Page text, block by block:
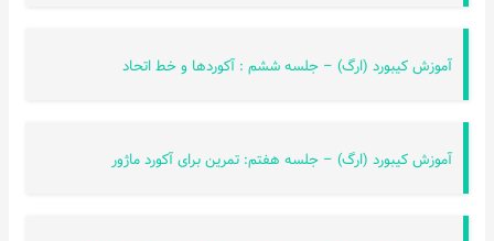
آموزش کیبورد (ارگ) – جلسه ششم : آکوردها و خط اتحاد
آموزش کیبورد (ارگ) – جلسه هفتم: تمرین برای آکورد ماژور